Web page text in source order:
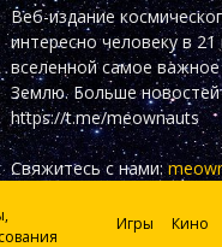
Веб-издание
интересно человеку в
вселенной самое
Землю. Больше новостей
https://t.me/meownauts
Свяжитесь с нами:
Игры Кино